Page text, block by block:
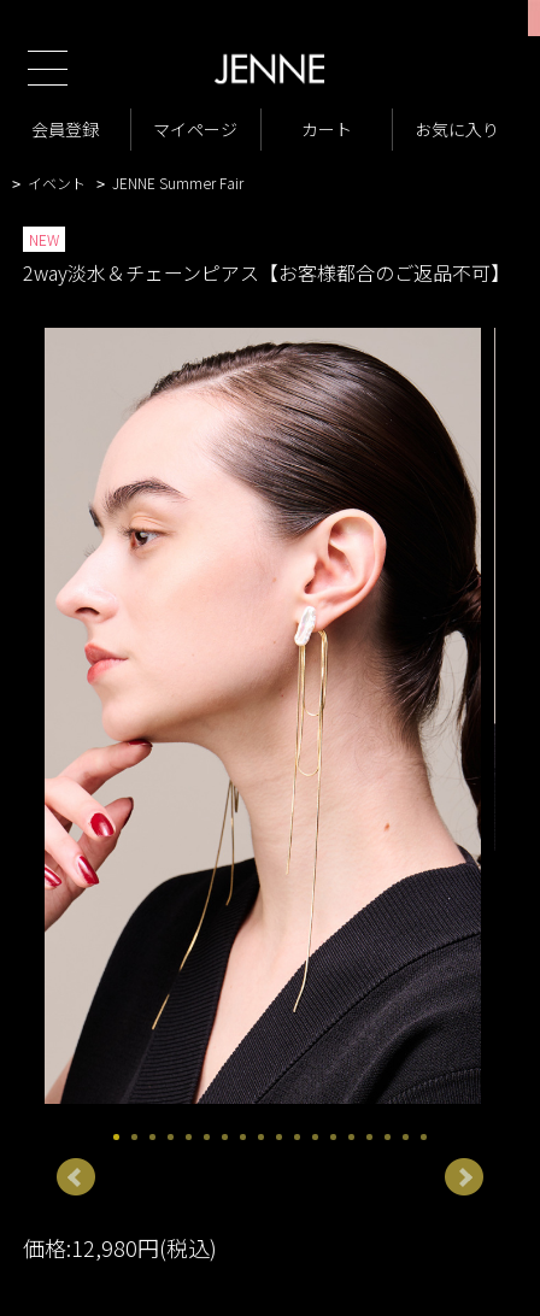
会員登録 マイページ カート お気に入り
TOP
商品一覧 > New Arrivals
VARIATION LIST3 淡水パールアクセサリー
> イベント > JENNE Summer Fair
NEW
2way淡水＆チェーンピアス【お客様都合のご返品不可】
価格:12,980円(税込)